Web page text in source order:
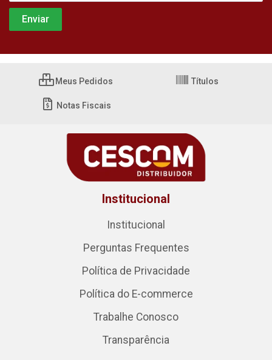
Meus Pedidos Títulos
Notas Fiscais
Institucional
Institucional
Perguntas Frequentes
Política de Privacidade
Política do E-commerce
Trabalhe Conosco
Transparência